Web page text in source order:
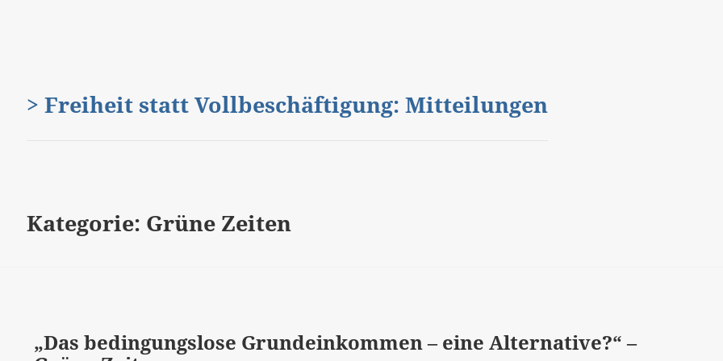
> Freiheit statt Vollbeschäftigung: Mitteilungen
Kategorie: Grüne Zeiten
„Das bedingungslose Grundeinkommen – eine Alternative?“ –